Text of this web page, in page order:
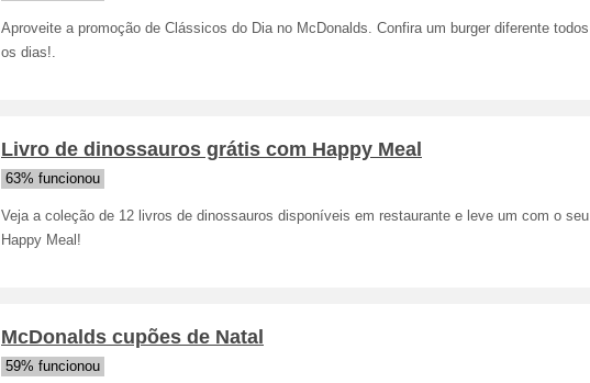
Aproveite a promoção de Clássicos do Dia no McDonalds. Confira um burger diferente todos
os dias!.
Livro de dinossauros grátis com Happy Meal
63% funcionou
Veja a coleção de 12 livros de dinossauros disponíveis em restaurante e leve um com o seu
Happy Meal!
McDonalds cupões de Natal
59% funcionou